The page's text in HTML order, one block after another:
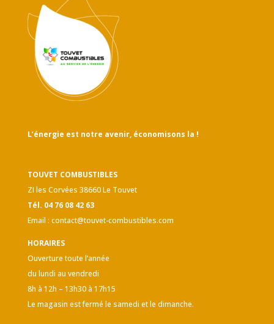
L’énergie est notre avenir, économisons la !
TOUVET COMBUSTIBLES
ZI les Corvées 38660 Le Touvet
Tél. 04 76 08 42 63
Email : contact@touvet-combustibles.com
HORAIRES
Ouverture toute l’année
du lundi au vendredi
8h à 12h – 13h30 à 17h15
Le magasin est fermé le samedi et le dimanche.